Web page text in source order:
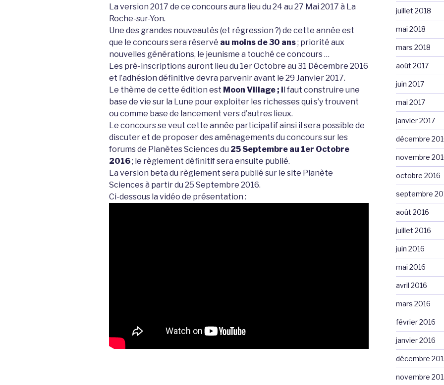
La version 2017 de ce concours aura lieu du 24 au 27 Mai 2017 à La
Roche-sur-Yon.
Une des grandes nouveautés (et régression ?) de cette année est
que le concours sera réservé au moins de 30 ans; priorité aux
nouvelles générations, le jeunisme a touché ce concours …
Les pré-inscriptions auront lieu du 1er Octobre au 31 Décembre 2016
et l’adhésion définitive devra parvenir avant le 29 Janvier 2017.
Le thème de cette édition est Moon Village ; il faut construire une
base de vie sur la Lune pour exploiter les richesses qui s’y trouvent
ou comme base de lancement vers d’autres lieux.
Le concours se veut cette année participatif ainsi il sera possible de
discuter et de proposer des aménagements du concours sur les
forums de Planètes Sciences du 25 Septembre au 1er Octobre
2016; le règlement définitif sera ensuite publié.
La version beta du règlement sera publié sur le site Planète
Sciences à partir du 25 Septembre 2016.
Ci-dessous la vidéo de présentation :
juillet 2018
mai 2018
mars 2018
août 2017
juin 2017
mai 2017
janvier 2017
décembre
novembre
octobre 2016
septembre
août 2016
juillet 2016
juin 2016
mai 2016
avril 2016
mars 2016
février 2016
janvier 2016
décembre
novembre